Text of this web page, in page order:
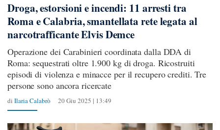
Droga, estorsioni e incendi: 11 arresti tra
Roma e Calabria, smantellata rete legata al
narcotrafficante Elvis Demce
Operazione dei Carabinieri coordinata dalla DDA di
Roma: sequestrati oltre 1.900 kg di droga. Ricostruiti
episodi di violenza e minacce per il recupero crediti. Tre
persone sono ancora ricercate
di Ilaria Calabrò 20 Giu 2025 | 13:49